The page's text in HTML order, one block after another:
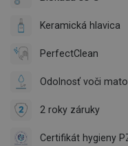
Keramická hlavica
PerfectClean
Odolnosť voči
2 roky záruky
Certifikát hygieny